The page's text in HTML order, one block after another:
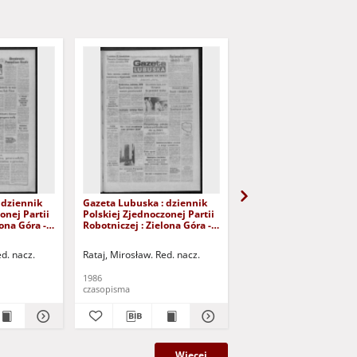
dziennik
Partii
Góra -
nacz.
Gazeta Lubuska : dziennik
Polskiej Zjednoczonej Partii
Robotniczej : Zielona Góra -
Rataj, Mirosław. Red. nacz.
1986
czasopisma